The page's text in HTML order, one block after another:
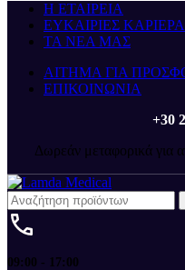
Η ΕΤΑΙΡΕΙΑ
ΕΥΚΑΙΡΙΕΣ
ΤΑ ΝΕΑ ΜΑΣ
ΑΙΤΗΜΑ ΓΙΑ
ΕΠΙΚΟΙΝΩΝΙΑ
+30
Δωρεάν μεταφορικά για
09:00 - 17:00